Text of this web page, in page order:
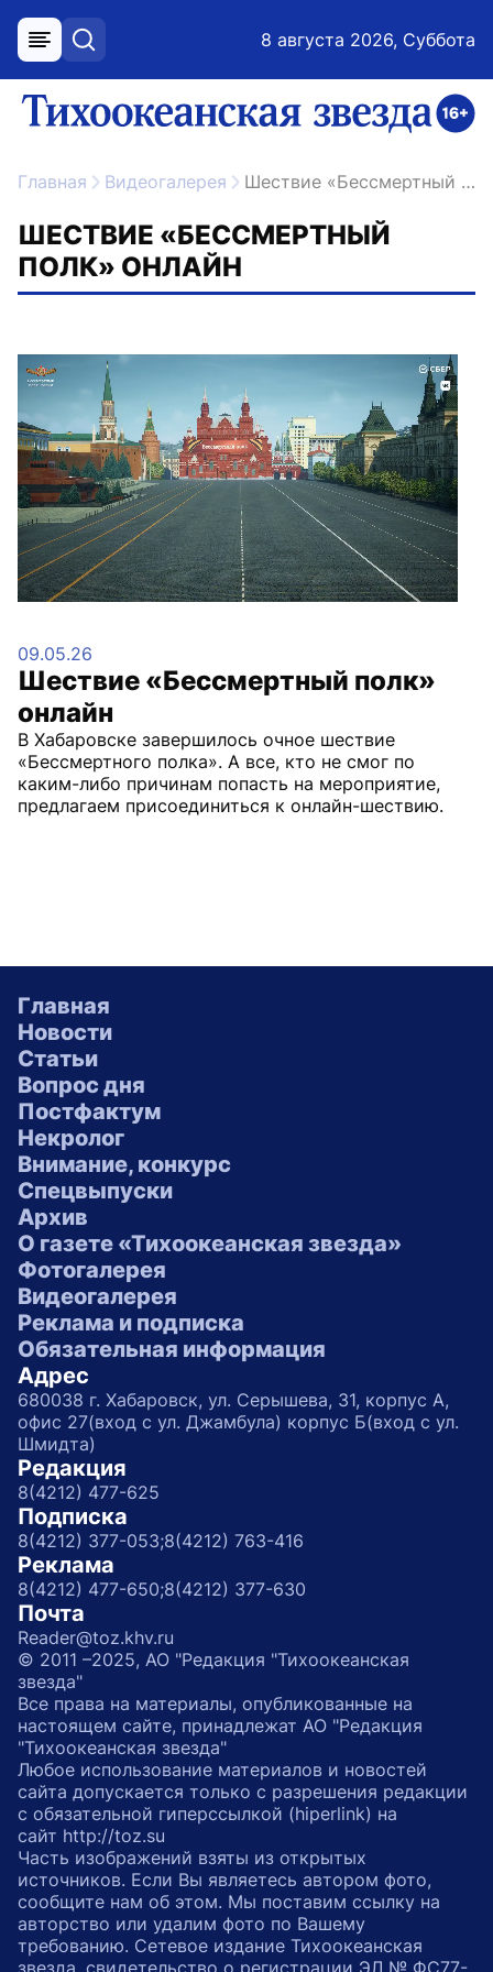
меню поиск 8 августа 2026, Суббота
ссылка на главную
Главная Видеогалерея Шествие «Бессмертный полк» онлайн
ШЕСТВИЕ «БЕССМЕРТНЫЙ
ПОЛК» ОНЛАЙН
09.05.26
Шествие «Бессмертный полк»
онлайн
В Хабаровске завершилось очное шествие
«Бессмертного полка». А все, кто не смог по
каким-либо причинам попасть на мероприятие,
предлагаем присоединиться к онлайн-шествию.
Главная
Новости
Статьи
Вопрос дня
Постфактум
Некролог
Внимание, конкурс
Спецвыпуски
Архив
О газете «Тихоокеанская звезда»
Фотогалерея
Видеогалерея
Реклама и подписка
Обязательная информация
Адрес
680038 г. Хабаровск, ул. Серышева, 31, корпус А,
офис 27(вход с ул. Джамбула) корпус Б(вход с ул.
Шмидта)
Редакция
8(4212) 477-625
Подписка
8(4212) 377-053;8(4212) 763-416
Реклама
8(4212) 477-650;8(4212) 377-630
Почта
Reader@toz.khv.ru
© 2011 –2025, АО "Редакция "Тихоокеанская
звезда"
Все права на материалы, опубликованные на
настоящем сайте, принадлежат АО "Редакция
"Тихоокеанская звезда"
Любое использование материалов и новостей
сайта допускается только с разрешения редакции
с обязательной гиперссылкой (hiperlink) на
сайт http://toz.su
Часть изображений взяты из открытых
источников. Если Вы являетесь автором фото,
сообщите нам об этом. Мы поставим ссылку на
авторство или удалим фото по Вашему
требованию. Сетевое издание Тихоокеанская
звезда, свидетельство о регистрации ЭЛ № ФС77-